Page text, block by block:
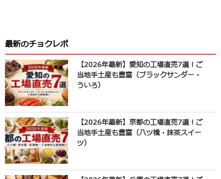
最新のチョクレポ
【2026年最新】愛知の工場直売7選！ご
当地手土産も豊富（ブラックサンダー・
ういろ）
【2026年最新】京都の工場直売7選！ご
当地手土産も豊富（八ツ橋・抹茶スイー
ツ）